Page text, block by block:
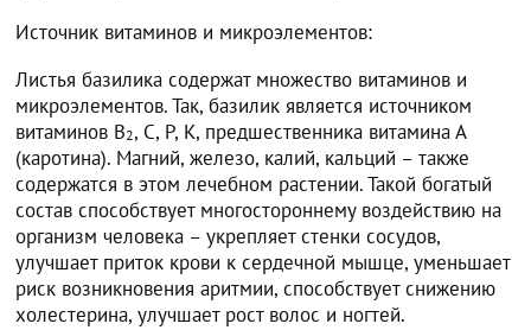
Источник витаминов и микроэлементов:
Листья базилика содержат множество витаминов и
микроэлементов. Так, базилик является источником
витаминов В2, С, Р, К, предшественника витамина А
(каротина). Магний, железо, калий, кальций – также
содержатся в этом лечебном растении. Такой богатый
состав способствует многостороннему воздействию на
организм человека – укрепляет стенки сосудов,
улучшает приток крови к сердечной мышце, уменьшает
риск возникновения аритмии, способствует снижению
холестерина, улучшает рост волос и ногтей.